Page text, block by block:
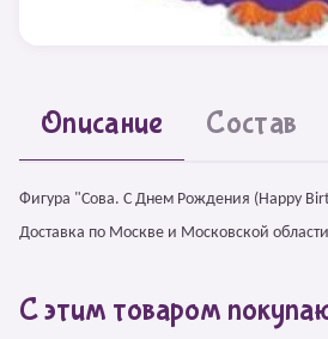
Описание Состав
Фигура "Сова. С Днем Рождения (Happy
Доставка по Москве и Московской
С этим товаром